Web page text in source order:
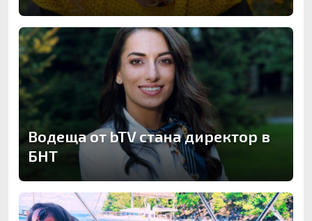
Водеща от bTV стана директор в
БНТ